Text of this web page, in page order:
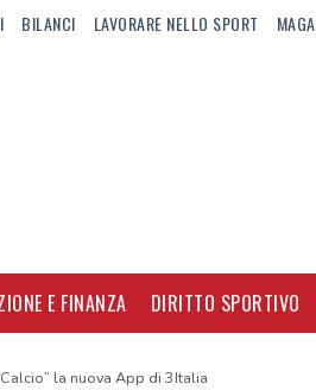
BILANCI LAVORARE NELLO SPORT
E FINANZA DIRITTO SPORTIVO
la nuova App di 3Italia